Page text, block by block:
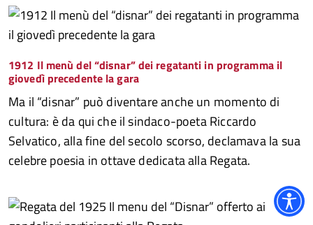
1912 Il menù del “disnar” dei regatanti in programma il
giovedì precedente la gara
Ma il “disnar” può diventare anche un momento di
cultura: è da qui che il sindaco-poeta Riccardo
Selvatico, alla fine del secolo scorso, declamava la sua
celebre poesia in ottave dedicata alla Regata.